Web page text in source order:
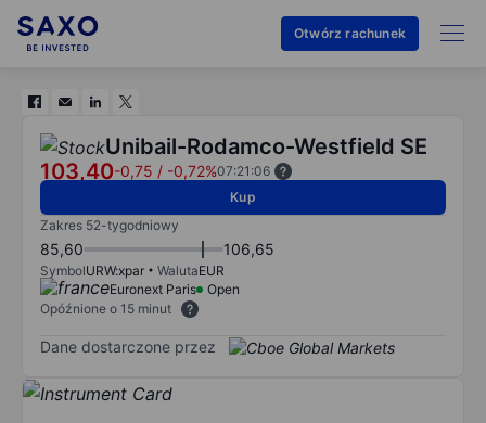
Otwórz rachunek
Unibail-Rodamco-Westfield SE
103,40-0,75 / -0,72%07:21:06
Kup
Zakres 52-tygodniowy
85,60 106,65
SymbolURW:xpar WalutaEUR
Euronext Paris
Open
Opóźnione o 15 minut
Dane dostarczone przez